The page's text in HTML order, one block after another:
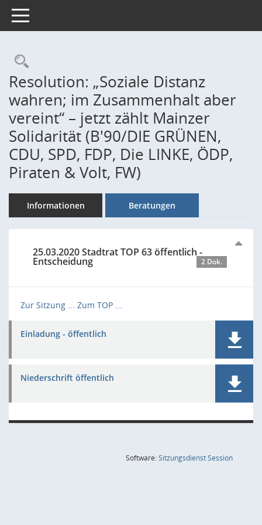
Toggle navigation
Rechercheauswahl
Resolution: „Soziale Distanz
wahren; im Zusammenhalt aber
vereint“ – jetzt zählt Mainzer
Solidarität (B'90/DIE GRÜNEN,
CDU, SPD, FDP, Die LINKE, ÖDP,
Piraten & Volt, FW)
Informationen Beratungen
25.03.2020 Stadtrat TOP 63 öffentlich -
Entscheidung 2 Dok.
Zur Sitzung ... Zum TOP ...
Einladung - öffentlich
Niederschrift öffentlich
Software:SitzungsdienstSession(Wird in